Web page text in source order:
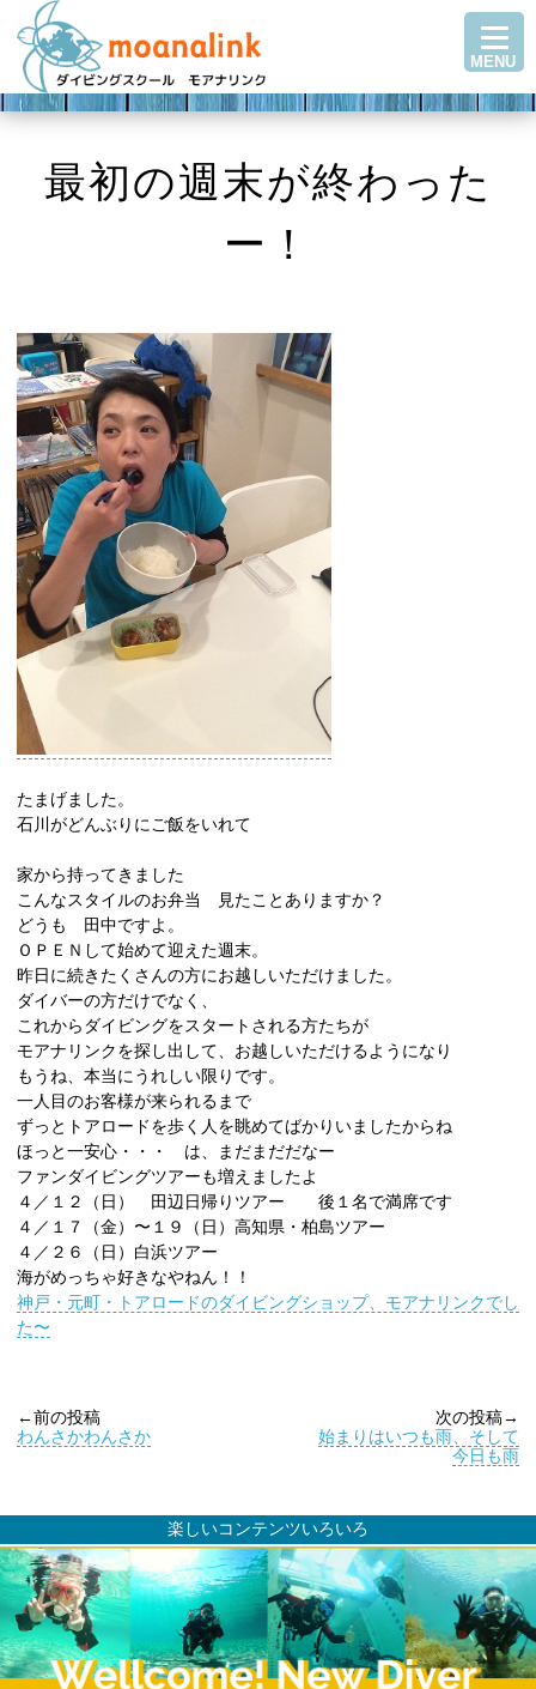
TOP
ステップアップ
ツアースケジュール
ダイビングブログ
お問い合わせ
MENU
最初の週末が終わった
ー！
たまげました。
石川がどんぶりにご飯をいれて
家から持ってきました
こんなスタイルのお弁当 見たことありますか？
どうも 田中ですよ。
ＯＰＥＮして始めて迎えた週末。
昨日に続きたくさんの方にお越しいただけました。
ダイバーの方だけでなく、
これからダイビングをスタートされる方たちが
モアナリンクを探し出して、お越しいただけるようになり
もうね、本当にうれしい限りです。
一人目のお客様が来られるまで
ずっとトアロードを歩く人を眺めてばかりいましたからね
ほっと一安心・・・ は、まだまだだなー
ファンダイビングツアーも増えましたよ
４／１２（日） 田辺日帰りツアー 後１名で満席です
４／１７（金）〜１９（日）高知県・柏島ツアー
４／２６（日）白浜ツアー
海がめっちゃ好きなやねん！！
神戸・元町・トアロードのダイビングショップ、モアナリンクでし
た〜
←前の投稿
わんさかわんさか
次の投稿→
始まりはいつも雨、そして
今日も雨
楽しいコンテンツいろいろ